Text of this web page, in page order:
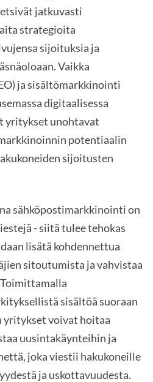
jatkuvasti
strategioita
sijoituksia ja
Vaikka
ja sisältömarkkinointi
digitaalisessa
yritykset unohtavat
potentiaalin
sijoitusten
sähköpostimarkkinointi on
- siitä tulee tehokas
lisätä kohdennettua
sitoutumista ja vahvistaa
sisältöä suoraan
voivat hoitaa
uusintakäynteihin ja
joka viestii hakukoneille
ja uskottavuudesta.